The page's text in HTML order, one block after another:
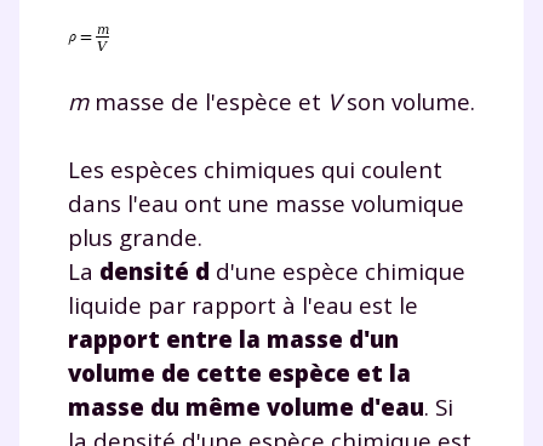
mmasse de l'espèce et Vson volume.
Les espèces chimiques qui coulent
dans l'eau ont une masse volumique
plus grande.
La densité d d'une espèce chimique
liquide par rapport à l'eau est le
rapport entre la masse d'un
volume de cette espèce et la
masse du même volume d'eau. Si
Envie de progresser
et de réussir votre
année scolaire ?